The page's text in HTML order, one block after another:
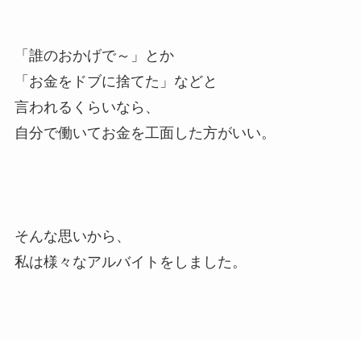
「誰のおかげで～」とか
「お金をドブに捨てた」などと
言われるくらいなら、
自分で働いてお金を工面した方がいい。
そんな思いから、
私は様々なアルバイトをしました。